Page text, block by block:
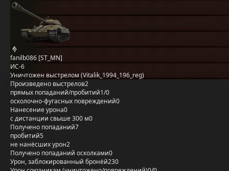
fanilb086 [ST_MN]
ИС-6
Уничтожен выстрелом (Vitalik_1994_196_reg)
Произведено выстрелов2
прямых попаданий/пробитий1/0
осколочно-фугасных повреждений0
Нанесение урона0
с дистанции свыше 300 м0
Получено попаданий7
пробитий5
не нанёсших урон2
Получено попаданий осколками0
Урон, заблокированный бронёй230